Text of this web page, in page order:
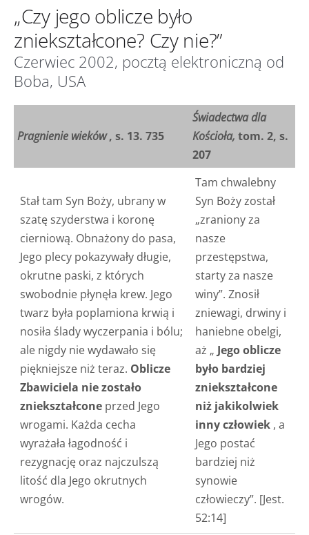
„Czy jego oblicze było
zniekształcone? Czy nie?”
Czerwiec 2002, pocztą elektroniczną od
Boba, USA
Pragnienie wieków, s. 13. 735
Świadectwa dla
Kościoła, tom. 2, s.
207
Stał tam Syn Boży, ubrany w
szatę szyderstwa i koronę
cierniową. Obnażony do pasa,
Jego plecy pokazywały długie,
okrutne paski, z których
swobodnie płynęła krew. Jego
twarz była poplamiona krwią i
nosiła ślady wyczerpania i bólu;
ale nigdy nie wydawało się
piękniejsze niż teraz. Oblicze
Zbawiciela nie zostało
zniekształconeprzed Jego
wrogami. Każda cecha
wyrażała łagodność i
rezygnację oraz najczulszą
litość dla Jego okrutnych
wrogów.
Tam chwalebny
Syn Boży został
„zraniony za
nasze
przestępstwa,
starty za nasze
winy”. Znosił
zniewagi, drwiny i
haniebne obelgi,
aż „ Jego oblicze
było bardziej
zniekształcone
niż jakikolwiek
inny człowiek, a
Jego postać
bardziej niż
synowie
człowieczy”. [Jest.
52:14]